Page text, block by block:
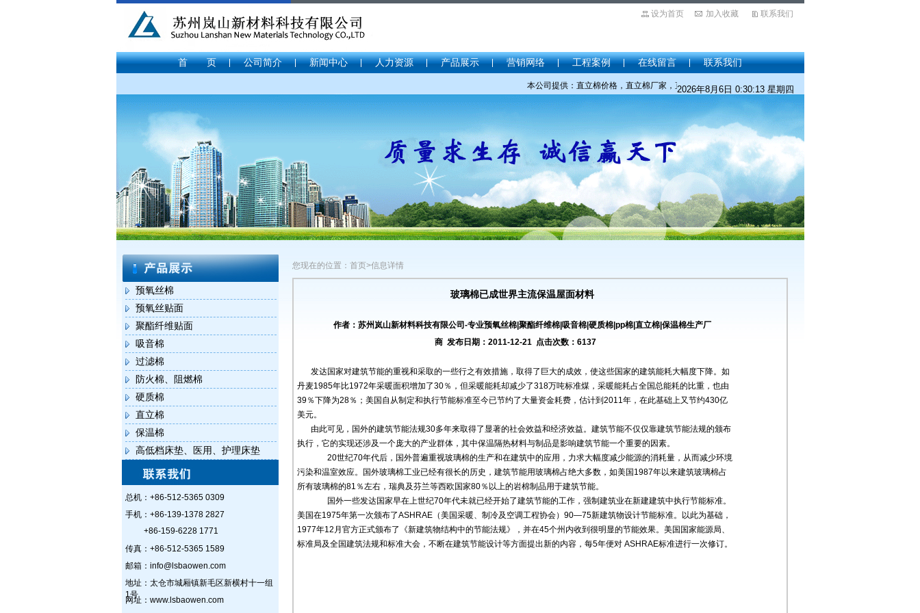
设为首页 加入收藏 联系我们
首 页 公司简介 新闻中心 人力资源 产品展示 营销网络 工程案例 在线留言 联系我们
本公司提供：直立棉价格，直立棉厂家，直立棉批发，硬质棉价格，硬质棉厂家，硬质棉批发，PP棉价格
2026年8月6日 0:30:13 星期四
预氧丝棉
预氧丝贴面
聚酯纤维贴面
吸音棉
过滤棉
防火棉、阻燃棉
硬质棉
直立棉
保温棉
高低档床垫、医用、护理床垫
总机：+86-512-5365 0309
手机：+86-139-1378 2827
+86-159-6228 1771
传真：+86-512-5365 1589
邮箱：info@lsbaowen.com
地址：太仓市城厢镇新毛区新横村十一组
1号
网址：www.lsbaowen.com
您现在的位置：首页>信息详情
玻璃棉已成世界主流保温屋面材料
作者：苏州岚山新材料科技有限公司-专业预氧丝棉|聚酯纤维棉|吸音棉|硬质棉|pp棉|直立棉|保温棉生产厂
商 发布日期：2011-12-21 点击次数：6137
发达国家对建筑节能的重视和采取的一些行之有效措施，取得了巨大的成效，使这些国家的建筑能耗大幅度下降。如
丹麦1985年比1972年采暖面积增加了30％，但采暖能耗却减少了318万吨标准煤，采暖能耗占全国总能耗的比重，也由
39％下降为28％；美国自从制定和执行节能标准至今已节约了大量资金耗费，估计到2011年，在此基础上又节约430亿
美元。
由此可见，国外的建筑节能法规30多年来取得了显著的社会效益和经济效益。建筑节能不仅仅靠建筑节能法规的颁布
执行，它的实现还涉及一个庞大的产业群体，其中保温隔热材料与制品是影响建筑节能一个重要的因素。
20世纪70年代后，国外普遍重视玻璃棉的生产和在建筑中的应用，力求大幅度减少能源的消耗量，从而减少环境
污染和温室效应。国外玻璃棉工业已经有很长的历史，建筑节能用玻璃棉占绝大多数，如美国1987年以来建筑玻璃棉占
所有玻璃棉的81％左右，瑞典及芬兰等西欧国家80％以上的岩棉制品用于建筑节能。
国外一些发达国家早在上世纪70年代未就已经开始了建筑节能的工作，强制建筑业在新建建筑中执行节能标准。
美国在1975年第一次颁布了ASHRAE（美国采暖、制冷及空调工程协会）90—75新建筑物设计节能标准。以此为基础，
1977年12月官方正式颁布了《新建筑物结构中的节能法规》，并在45个州内收到很明显的节能效果。美国国家能源局、
标准局及全国建筑法规和标准大会，不断在建筑节能设计等方面提出新的内容，每5年便对 ASHRAE标准进行一次修订。